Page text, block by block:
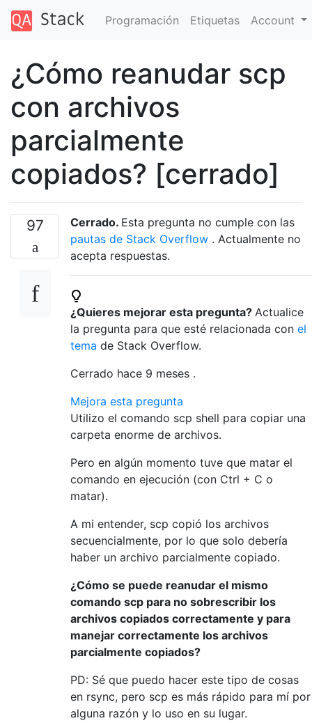
Programación Etiquetas Account
¿Cómo reanudar scp
con archivos
parcialmente
copiados? [cerrado]
97 Cerrado. Esta pregunta no cumple con las
pautas de Stack Overflow . Actualmente no
acepta respuestas.
¿Quieres mejorar esta pregunta? Actualice
la pregunta para que esté relacionada con el
tema de Stack Overflow.
Cerrado hace 9 meses .
Mejora esta pregunta
Utilizo el comando scp shell para copiar una
carpeta enorme de archivos.
Pero en algún momento tuve que matar el
comando en ejecución (con Ctrl + C o
matar).
A mi entender, scp copió los archivos
secuencialmente, por lo que solo debería
haber un archivo parcialmente copiado.
¿Cómo se puede reanudar el mismo
comando scp para no sobrescribir los
archivos copiados correctamente y para
manejar correctamente los archivos
parcialmente copiados?
PD: Sé que puedo hacer este tipo de cosas
en rsync, pero scp es más rápido para mí por
alguna razón y lo uso en su lugar.